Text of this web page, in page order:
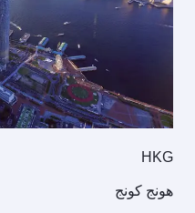
HKG
هونج كونج